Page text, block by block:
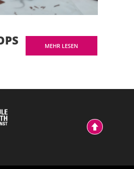
MEHR LESEN